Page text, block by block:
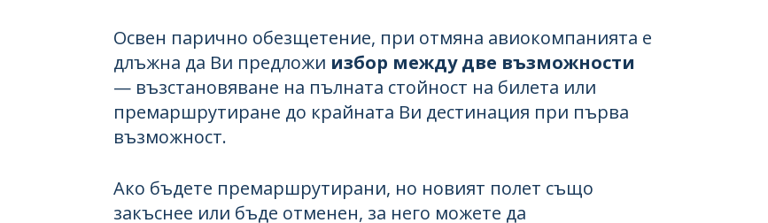
Освен парично обезщетение, при отмяна авиокомпанията е
длъжна да Ви предложи избор между две възможности
— възстановяване на пълната стойност на билета или
премаршрутиране до крайната Ви дестинация при първа
възможност.
Ако бъдете премаршрутирани, но новият полет също
закъснее или бъде отменен, за него можете да